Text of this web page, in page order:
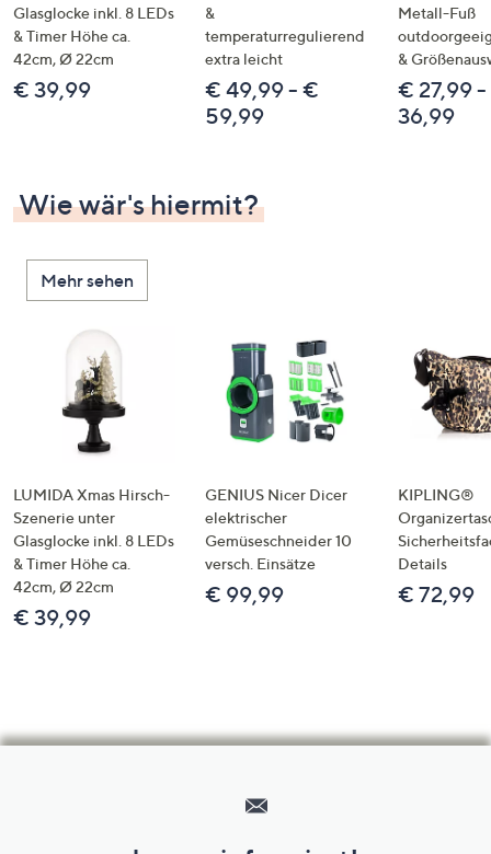
Glasglocke inkl. 8 LEDs
& Timer Höhe ca.
42cm, Ø 22cm
€ 39,99
&
temperaturregulierend
extra leicht
€ 49,99 - €
59,99
Metall-Fuß
&
€ 27,99
36,99
Wie wär's hiermit?
Mehr sehen
LUMIDA Xmas Hirsch-
Szenerie unter
Glasglocke inkl. 8 LEDs
& Timer Höhe ca.
42cm, Ø 22cm
€ 39,99
GENIUS Nicer Dicer
elektrischer
Gemüseschneider 10
versch. Einsätze
€ 99,99
KIPLING®
Details
€ 72,99